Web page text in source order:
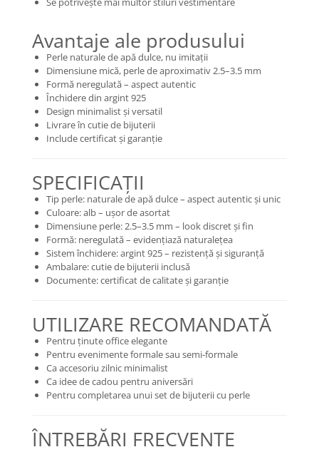
Avantaje ale produsului
Perle naturale de apă dulce, nu imitații
Dimensiune mică, perle de aproximativ 2.5–3.5 mm
Formă neregulată – aspect autentic
Închidere din argint 925
Design minimalist și versatil
Livrare în cutie de bijuterii
Include certificat și garanție
SPECIFICAȚII
Tip perle: naturale de apă dulce – aspect autentic și unic
Culoare: alb – ușor de asortat
Dimensiune perle: 2.5–3.5 mm – look discret și fin
Formă: neregulată – evidențiază naturalețea
Sistem închidere: argint 925 – rezistență și siguranță
Ambalare: cutie de bijuterii inclusă
Documente: certificat de calitate și garanție
UTILIZARE RECOMANDATĂ
Pentru ținute office elegante
Pentru evenimente formale sau semi-formale
Ca accesoriu zilnic minimalist
Ca idee de cadou pentru aniversări
Pentru completarea unui set de bijuterii cu perle
ÎNTREBĂRI FRECVENTE